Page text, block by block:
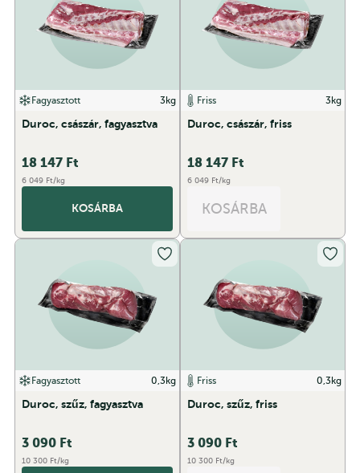
Fagyasztott 3kg
Duroc, császár, fagyasztva
18 147 Ft
6 049 Ft/kg
KOSÁRBA
Friss 3kg
Duroc, császár, friss
18 147 Ft
6 049 Ft/kg
KOSÁRBA
Fagyasztott 0,3kg
Duroc, szűz, fagyasztva
3 090 Ft
10 300 Ft/kg
Friss 0,3kg
Duroc, szűz, friss
3 090 Ft
10 300 Ft/kg